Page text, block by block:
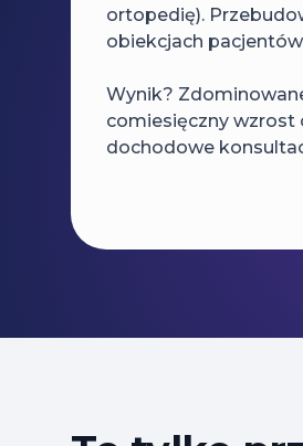
ortopedię).
obiekcjach
Wynik?
comiesięczny wzrost
dochodowe